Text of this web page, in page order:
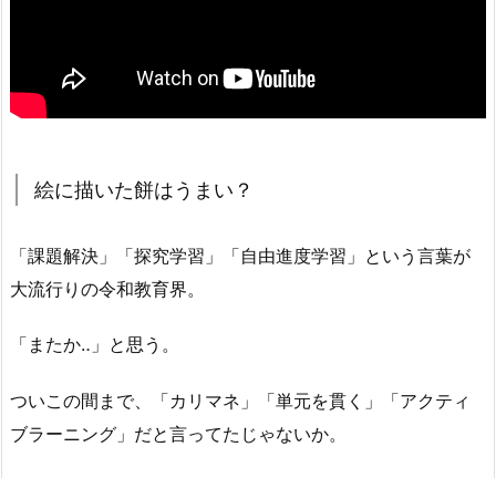
絵に描いた餅はうまい？
「課題解決」「探究学習」「自由進度学習」という言葉が
大流行りの令和教育界。
「またか‥」と思う。
ついこの間まで、「カリマネ」「単元を貫く」「アクティ
ブラーニング」だと言ってたじゃないか。